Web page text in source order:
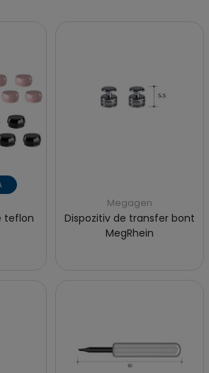
teflon
Megagen
Dispozitiv de transfer bont
MegRhein